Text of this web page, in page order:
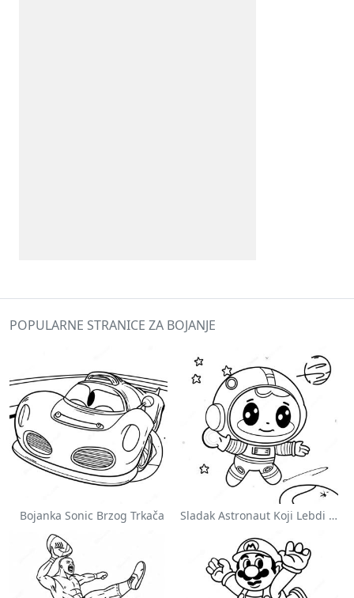
POPULARNE STRANICE ZA BOJANJE
Bojanka Sonic Brzog Trkača Sladak Astronaut Koji Lebdi U Svemiru Na Stranici Za Bojanje